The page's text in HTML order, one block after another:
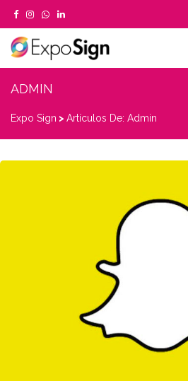
ADMIN
Expo Sign > Artículos De: Admin